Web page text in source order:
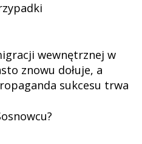
wewnętrznej w
znowu dołuje, a
sukcesu trwa